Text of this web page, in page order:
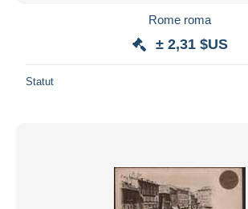
Rome roma
± 2,31 $US
Statut